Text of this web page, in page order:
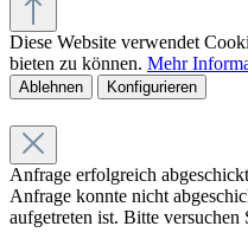
Diese Website verwendet
bieten zu können. Mehr
Ablehnen Konfigurieren
Anfrage erfolgreich abgeschickt
Anfrage konnte nicht
aufgetreten ist. Bitte versuchen